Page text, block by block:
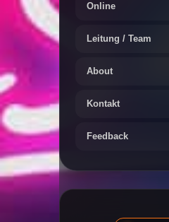
Online
Leitung / Team
About
Kontakt
Feedback